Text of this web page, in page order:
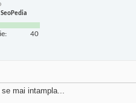
40
mai intampla...